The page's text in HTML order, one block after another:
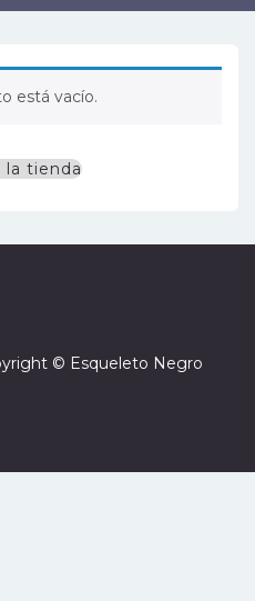
está vacío.
la tienda
© Esqueleto Negro